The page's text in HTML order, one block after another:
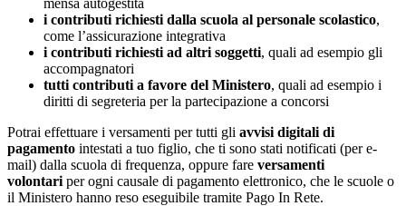
mensa autogestita
i contributi richiesti dalla scuola al personale scolastico,
come l’assicurazione integrativa
i contributi richiesti ad altri soggetti, quali ad esempio gli
accompagnatori
tutti contributi a favore del Ministero, quali ad esempio i
diritti di segreteria per la partecipazione a concorsi
Potrai effettuare i versamenti per tutti gli avvisi digitali di
pagamento intestati a tuo figlio, che ti sono stati notificati (per e-
mail) dalla scuola di frequenza, oppure fare versamenti
volontari per ogni causale di pagamento elettronico, che le scuole o
il Ministero hanno reso eseguibile tramite Pago In Rete.